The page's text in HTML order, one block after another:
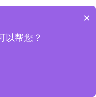
×
以帮您？